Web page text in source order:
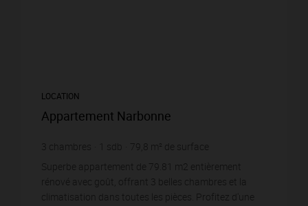
LOCATION
Appartement Narbonne
3 chambres sdb 79,8 m² de surface
Superbe appartement de 79.81 m2 entièrement
rénové avec goût, offrant 3 belles chambres et la
climatisation dans toutes les pièces. Profitez d'une